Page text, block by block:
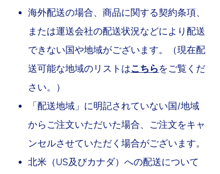
海外配送の場合、商品に関する契約条項、
または運送会社の配送状況などにより配送
できない国や地域がございます。（現在配
送可能な地域のリストはこちらをご覧くだ
さい。）
「配送地域」に明記されていない国/地域
からご注文いただいた場合、ご注文をキャ
ンセルさせていただく場合がございます。
北米（US及びカナダ）への配送について